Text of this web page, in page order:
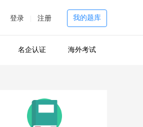
登录 注册 我的题库
名企认证 海外考试